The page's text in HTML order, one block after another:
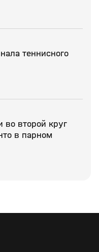
теннисного
второй круг
в парном